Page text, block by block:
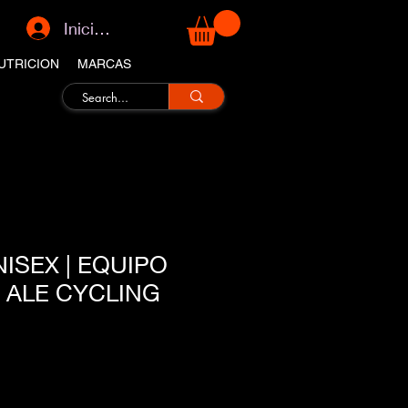
MARCAS
Iniciar sesión
| EQUIPO
CYCLING